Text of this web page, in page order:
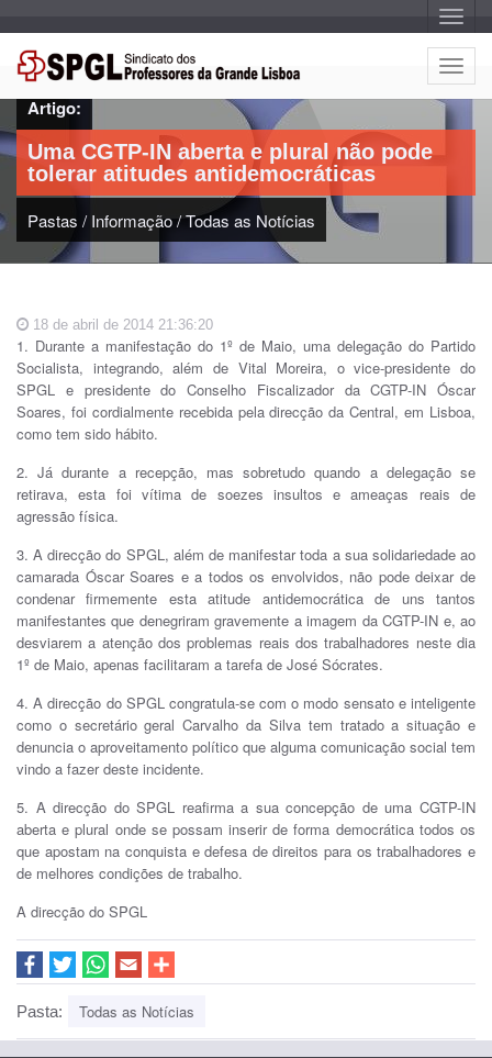
A
l
t
e
r
a
g
o
A
l
t
e
a
a
a
ã
o
Artigo:
Uma CGTP-IN aberta e plural não pode
tolerar atitudes antidemocráticas
Pastas / Informação/Todas as Notícias
18 de abril de 2014 21:36:20
1. Durante a manifestação do 1º de Maio, uma delegação do Partido
Socialista, integrando, além de Vital Moreira, o vice-presidente do
SPGL e presidente do Conselho Fiscalizador da CGTP-IN Óscar
Soares, foi cordialmente recebida pela direcção da Central, em Lisboa,
como tem sido hábito.
2. Já durante a recepção, mas sobretudo quando a delegação se
retirava, esta foi vítima de soezes insultos e ameaças reais de
agressão física.
3. A direcção do SPGL, além de manifestar toda a sua solidariedade ao
camarada Óscar Soares e a todos os envolvidos, não pode deixar de
condenar firmemente esta atitude antidemocrática de uns tantos
manifestantes que denegriram gravemente a imagem da CGTP-IN e, ao
desviarem a atenção dos problemas reais dos trabalhadores neste dia
1º de Maio, apenas facilitaram a tarefa de José Sócrates.
4. A direcção do SPGL congratula-se com o modo sensato e inteligente
como o secretário geral Carvalho da Silva tem tratado a situação e
denuncia o aproveitamento político que alguma comunicação social tem
vindo a fazer deste incidente.
5. A direcção do SPGL reafirma a sua concepção de uma CGTP-IN
aberta e plural onde se possam inserir de forma democrática todos os
que apostam na conquista e defesa de direitos para os trabalhadores e
de melhores condições de trabalho.
A direcção do SPGL
Pasta: Todas as Notícias